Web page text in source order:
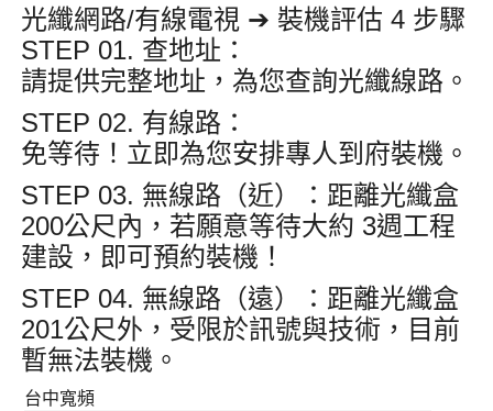
光纖網路/有線電視 ➔ 裝機評估 4 步驟
STEP 01. 查地址 ：
請提供完整地址，為您查詢光纖線路 。
STEP 02. 有線路 ：
免等待！立即為您安排專人到府裝機 。
STEP 03. 無線路（近）
：距離光纖盒
200公尺內 ，若願意等待大約 3週工程
建設，即可預約裝機 ！
STEP 04. 無線路（遠）
：距離光纖盒
201公尺外 ，受限於訊號與技術，目前
暫無法裝機 。
台中寬頻